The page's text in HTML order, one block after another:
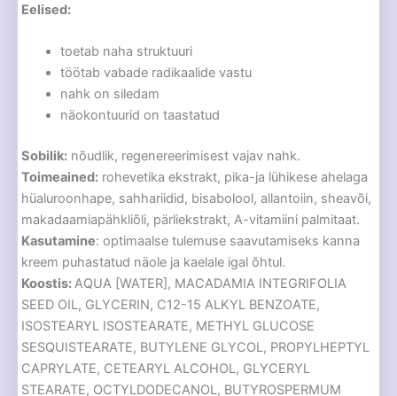
Eelised:
toetab naha struktuuri
töötab vabade radikaalide vastu
nahk on siledam
näokontuurid on taastatud
Sobilik: nõudlik, regenereerimisest vajav nahk.
Toimeained: rohevetika ekstrakt, pika-ja lühikese ahelaga
hüaluroonhape, sahhariidid, bisabolool, allantoiin, sheavõi,
makadaamiapähkliõli, pärliekstrakt, A-vitamiini palmitaat.
Kasutamine: optimaalse tulemuse saavutamiseks kanna
kreem puhastatud näole ja kaelale igal õhtul.
Koostis:AQUA [WATER], MACADAMIA INTEGRIFOLIA
SEED OIL, GLYCERIN, C12-15 ALKYL BENZOATE,
ISOSTEARYL ISOSTEARATE, METHYL GLUCOSE
SESQUISTEARATE, BUTYLENE GLYCOL, PROPYLHEPTYL
CAPRYLATE, CETEARYL ALCOHOL, GLYCERYL
STEARATE, OCTYLDODECANOL, BUTYROSPERMUM